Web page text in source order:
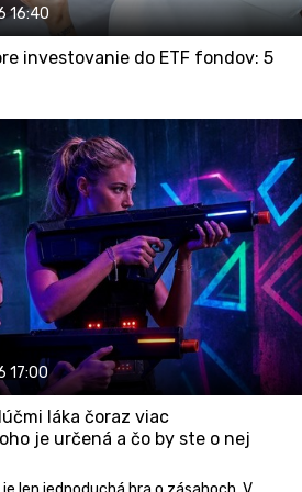
16:40
investovanie do ETF fondov: 5
17:00
láka čoraz viac
je určená a čo by ste o nej